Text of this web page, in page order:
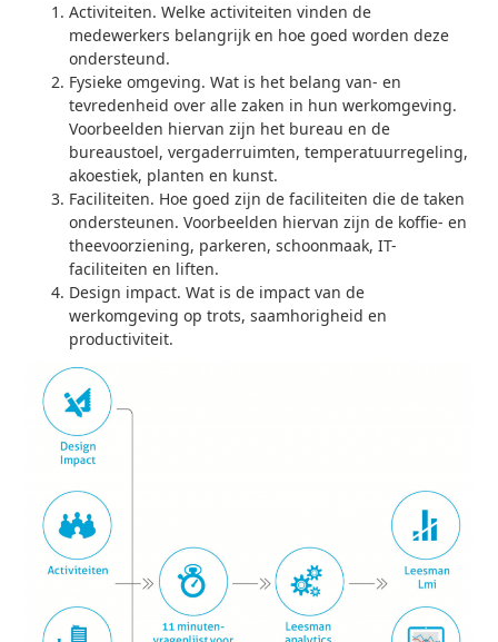
Activiteiten. Welke activiteiten vinden de
medewerkers belangrijk en hoe goed worden deze
ondersteund.
Fysieke omgeving. Wat is het belang van- en
tevredenheid over alle zaken in hun werkomgeving.
Voorbeelden hiervan zijn het bureau en de
bureaustoel, vergaderruimten, temperatuurregeling,
akoestiek, planten en kunst.
Faciliteiten. Hoe goed zijn de faciliteiten die de taken
ondersteunen. Voorbeelden hiervan zijn de koffie- en
theevoorziening, parkeren, schoonmaak, IT-
faciliteiten en liften.
Design impact. Wat is de impact van de
werkomgeving op trots, saamhorigheid en
productiviteit.